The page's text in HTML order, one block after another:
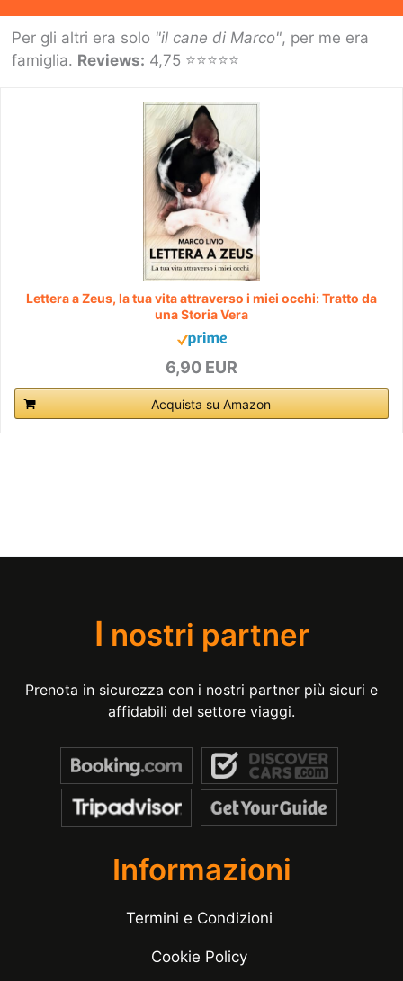
Per gli altri era solo "il cane di Marco", per me era
famiglia. Reviews: 4,75 ⭐⭐⭐⭐⭐
Lettera a Zeus, la tua vita attraverso i miei occhi: Tratto da
una Storia Vera
6,90 EUR
Acquista su Amazon
I nostri partner
Prenota in sicurezza con i nostri partner più sicuri e
affidabili del settore viaggi.
Informazioni
Termini e Condizioni
Cookie Policy